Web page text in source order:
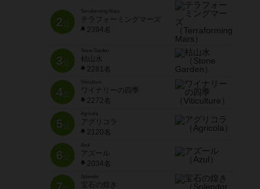
2位
Terraforming Mars
テラフォーミングマーズ
2394名
3位
Stone Garden
枯山水
2281名
4位
Viticulture
ワイナリーの四季
2272名
5位
Agricola
アグリコラ
2120名
6位
Azul
アズール
2034名
宝石の煌き